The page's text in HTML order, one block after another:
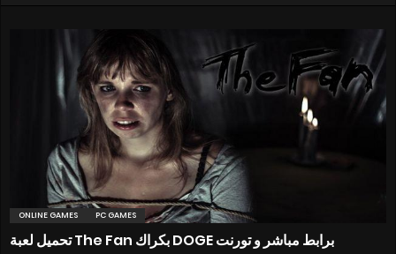
ONLINE GAMES PC GAMES
تحميل لعبة The Fan بكراك DOGE برابط مباشر و تورنت